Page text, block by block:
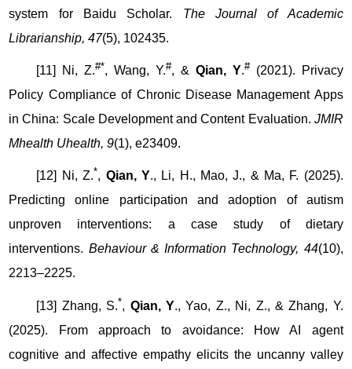
system for Baidu Scholar. The Journal of Academic
Librarianship, 47(5), 102435.
[11] Ni, Z.#*, Wang, Y.#, &Qian, Y.#(2021). Privacy
Policy Compliance of Chronic Disease Management Apps
in China: Scale Development and Content Evaluation. JMIR
Mhealth Uhealth, 9(1), e23409.
[12] Ni, Z.*, Qian, Y., Li, H., Mao, J., & Ma, F. (2025).
Predicting online participation and adoption of autism
unproven interventions: a case study of dietary
interventions. Behaviour & Information Technology, 44(10),
2213–2225.
[13] Zhang, S.*, Qian, Y., Yao, Z., Ni, Z., & Zhang, Y.
(2025). From approach to avoidance: How AI agent
cognitive and affective empathy elicits the uncanny valley